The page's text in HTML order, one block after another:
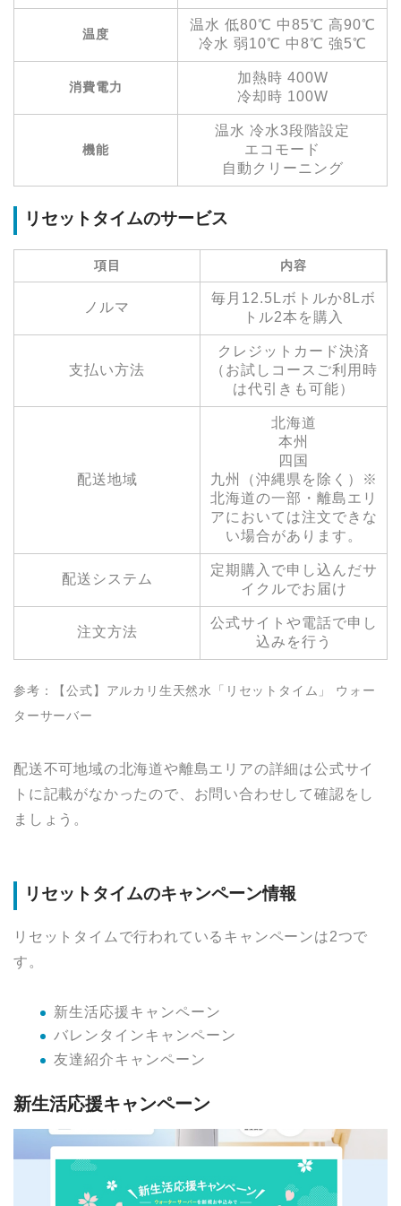
温度
温水 低80℃ 中85℃ 高90℃
冷水 弱10℃ 中8℃ 強5℃
消費電力
加熱時 400W
冷却時 100W
機能
温水 冷水3段階設定
エコモード
自動クリーニング
リセットタイムのサービス
項目 内容
ノルマ
毎月12.5Lボトルか8Lボ
トル2本を購入
支払い方法
クレジットカード決済
（お試しコースご利用時
は代引きも可能）
配送地域
北海道
本州
四国
九州（沖縄県を除く）※
北海道の一部・離島エリ
アにおいては注文できな
い場合があります。
配送システム
定期購入で申し込んだサ
イクルでお届け
注文方法
公式サイトや電話で申し
込みを行う
参考：【公式】アルカリ生天然水「リセットタイム」 ウォー
ターサーバー
配送不可地域の北海道や離島エリアの詳細は公式サイ
トに記載がなかったので、お問い合わせして確認をし
ましょう。
リセットタイムのキャンペーン情報
リセットタイムで行われているキャンペーンは2つで
す。
新生活応援キャンペーン
バレンタインキャンペーン
友達紹介キャンペーン
新生活応援キャンペーン